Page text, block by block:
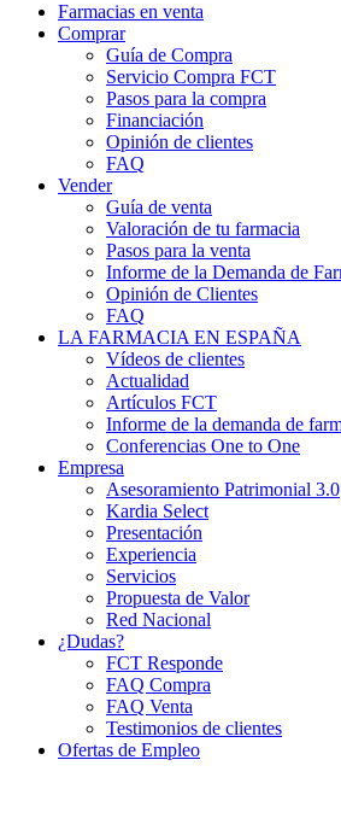
Farmacias en venta
Comprar
Guía de Compra
Servicio Compra FCT
Pasos para la compra
Financiación
Opinión de clientes
FAQ
Vender
Guía de venta
Valoración de tu farmacia
Pasos para la venta
Informe de la Demanda de
Opinión de Clientes
FAQ
LA FARMACIA EN ESPAÑA
Vídeos de clientes
Actualidad
Artículos FCT
Informe de la demanda de
Conferencias One to One
Empresa
Asesoramiento Patrimonial 3.0
Kardia Select
Presentación
Experiencia
Servicios
Propuesta de Valor
Red Nacional
¿Dudas?
FCT Responde
FAQ Compra
FAQ Venta
Testimonios de clientes
Ofertas de Empleo